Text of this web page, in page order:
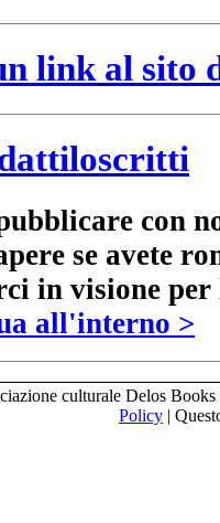
link al sito
con
se avete
in visione
all'interno >
culturale Delos
Policy |